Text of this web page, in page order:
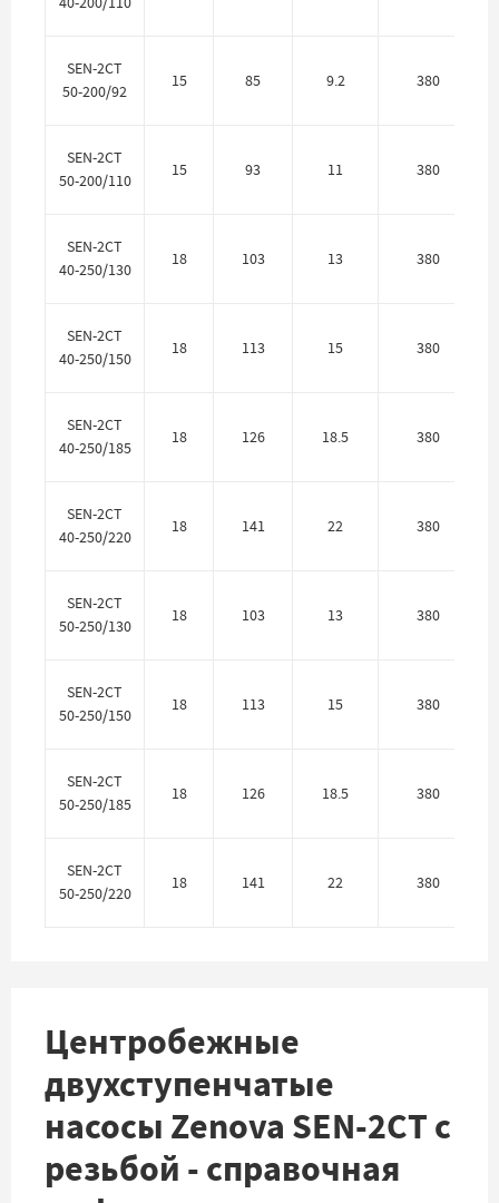
SEN-2CT
50-200/92
15 85 9.2 380
SEN-2CT
50-200/110
15 93 11 380
SEN-2CT
40-250/130
18 103 13 380
SEN-2CT
40-250/150
18 113 15 380
SEN-2CT
40-250/185
18 126 18.5 380
SEN-2CT
40-250/220
18 141 22 380
SEN-2CT
50-250/130
18 103 13 380
SEN-2CT
50-250/150
18 113 15 380
SEN-2CT
50-250/185
18 126 18.5 380
SEN-2CT
50-250/220
18 141 22 380
Центробежные
двухступенчатые
насосы Zenova SEN-2CT с
резьбой - справочная